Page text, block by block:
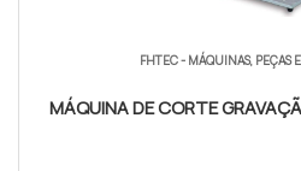
FHTEC - MÁQUINAS, PEÇAS
MÁQUINA DE CORTE